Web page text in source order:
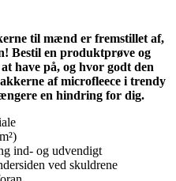
til mænd er fremstillet af,
Bestil en produktprøve og
have på, og hvor godt den
af microfleece i trendy
en hindring for dig.
ind- og udvendigt
ved skuldrene